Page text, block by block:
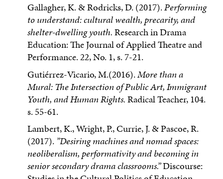
Gallagher, K. & Rodricks, D. (2017).Performing
to understand: cultural wealth, precarity, and
shelter-dwelling youth.Research in Drama
Education: The Journal of Applied Theatre and
Performance. 22, No. 1, s. 7-21.
Gutiérrez-Vicario, M.(2016).More than a
Mural: The Intersection of Public Art, Immigrant
Youth, and Human Rights.Radical Teacher, 104.
s. 55-61.
Lambert, K., Wright, P., Currie, J. & Pascoe, R.
(2017). ”Desiring machines and nomad spaces:
neoliberalism, performativity and becoming in
senior secondary drama classrooms.”Discourse: